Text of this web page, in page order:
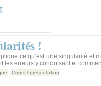
!
ce qu’est une singularité et
les erreurs y conduisant et
Cours / présentation